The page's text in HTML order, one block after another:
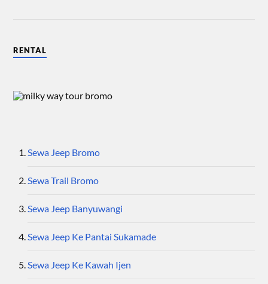
RENTAL
Sewa Jeep Bromo
Sewa Trail Bromo
Sewa Jeep Banyuwangi
Sewa Jeep Ke Pantai Sukamade
Sewa Jeep Ke Kawah Ijen